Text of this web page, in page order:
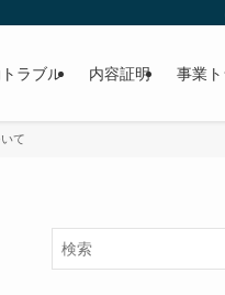
ラブル 内容証明 事業
て